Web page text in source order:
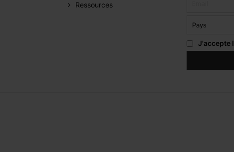
Ressources
J'accepte